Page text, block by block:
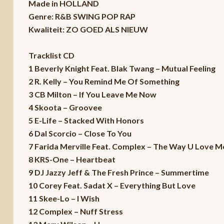
Made in HOLLAND
Genre: R&B SWING POP RAP
Kwaliteit: ZO GOED ALS NIEUW
Tracklist CD
1 Beverly Knight Feat. Blak Twang – Mutual Feeling
2 R. Kelly – You Remind Me Of Something
3 CB Milton – If You Leave Me Now
4 Skoota – Groovee
5 E-Life – Stacked With Honors
6 Dal Scorcio – Close To You
7 Farida Merville Feat. Complex – The Way U Love
8 KRS-One – Heartbeat
9 DJ Jazzy Jeff & The Fresh Prince – Summertime
10 Corey Feat. Sadat X – Everything But Love
11 Skee-Lo – I Wish
12 Complex – Nuff Stress